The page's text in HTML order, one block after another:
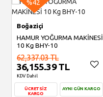
%42
Boğaziçi
HAMUR YOĞURMA MAKİNESİ
10 Kg BHY-10
62,337.03 TL
36,155.39 TL
KDV Dahil
ÜCRETSİZ
KARGO
AYNI GÜN KARGO